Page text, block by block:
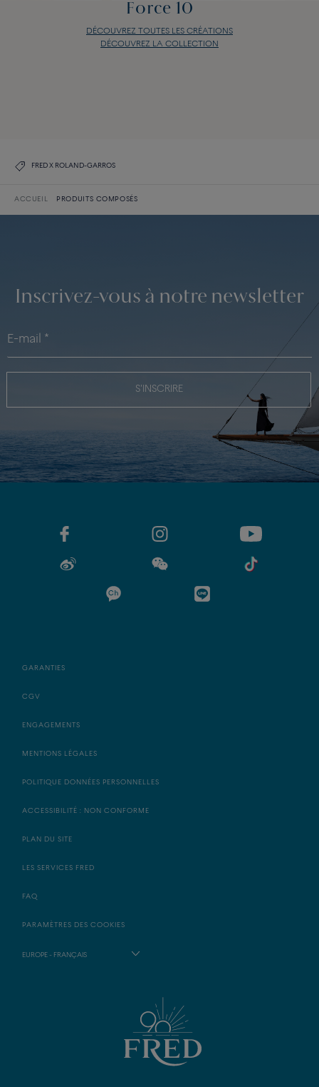
Force 10
DÉCOUVREZ TOUTES LES CRÉATIONS
DÉCOUVREZ LA COLLECTION
FRED X ROLAND-GARROS
ACCUEIL PRODUITS COMPOSÉS
Inscrivez-vous à notre newsletter
S'INSCRIRE
GARANTIES
CGV
ENGAGEMENTS
MENTIONS LÉGALES
POLITIQUE DONNÉES PERSONNELLES
ACCESSIBILITÉ : NON CONFORME
PLAN DU SITE
LES SERVICES FRED
FAQ
PARAMÈTRES DES COOKIES
EUROPE - FRANÇAIS